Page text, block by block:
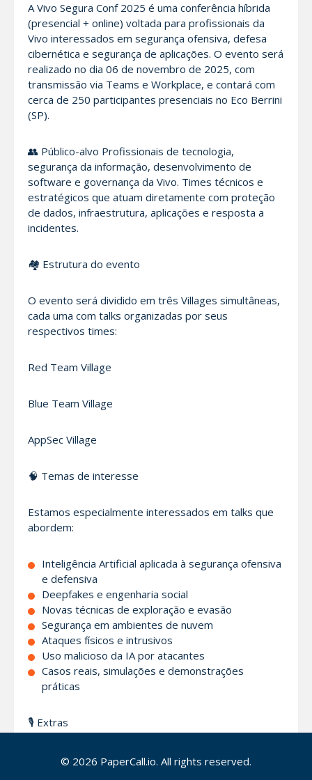
A Vivo Segura Conf 2025 é uma conferência híbrida
(presencial + online) voltada para profissionais da
Vivo interessados em segurança ofensiva, defesa
cibernética e segurança de aplicações. O evento será
realizado no dia 06 de novembro de 2025, com
transmissão via Teams e Workplace, e contará com
cerca de 250 participantes presenciais no Eco Berrini
(SP).
👥 Público-alvo Profissionais de tecnologia,
segurança da informação, desenvolvimento de
software e governança da Vivo. Times técnicos e
estratégicos que atuam diretamente com proteção
de dados, infraestrutura, aplicações e resposta a
incidentes.
🏘️ Estrutura do evento
O evento será dividido em três Villages simultâneas,
cada uma com talks organizadas por seus
respectivos times:
Red Team Village
Blue Team Village
AppSec Village
🧠 Temas de interesse
Estamos especialmente interessados em talks que
abordem:
Inteligência Artificial aplicada à segurança ofensiva
e defensiva
Deepfakes e engenharia social
Novas técnicas de exploração e evasão
Segurança em ambientes de nuvem
Ataques físicos e intrusivos
Uso malicioso da IA por atacantes
Casos reais, simulações e demonstrações
práticas
🎙️ Extras
Durante o evento, também teremos a exibição de
© 2026 PaperCall.io. All rights reserved.